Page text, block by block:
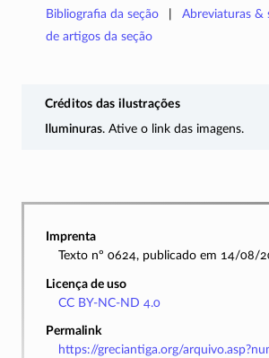
Bibliografia da seção Abreviaturas &
de artigos da seção
Créditos das ilustrações
Iluminuras. Ative o link das imagens.
Imprenta
Texto nº 0624, publicado em 14/08/
Licença de uso
CC BY-NC-ND 4.0
Permalink
https://greciantiga.org/